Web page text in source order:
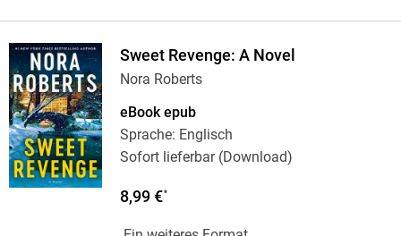
Sweet Revenge: A Novel
Nora Roberts
eBook epub
Sprache: Englisch
Sofort lieferbar (Download)
8,99 €*